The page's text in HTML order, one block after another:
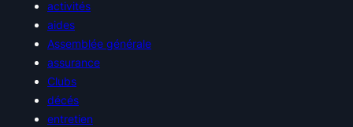
activités
aides
Assemblée générale
assurance
Clubs
décés
entretien